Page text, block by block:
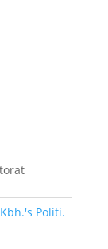
Kbh.'s Politi.